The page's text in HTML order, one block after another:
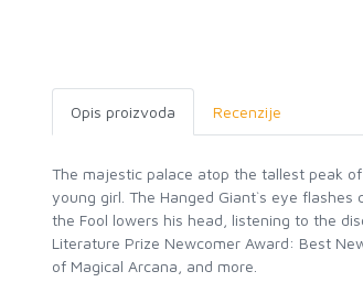
Opis proizvoda Recenzije
The majestic palace atop the tallest peak
young girl. The Hanged Giant`s eye
the Fool lowers his head, listening to the
Literature Prize Newcomer Award: Best
of Magical Arcana, and more.